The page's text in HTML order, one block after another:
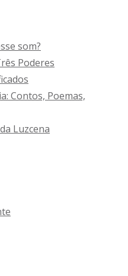
som?
Poderes
Contos, Poemas,
Luzcena